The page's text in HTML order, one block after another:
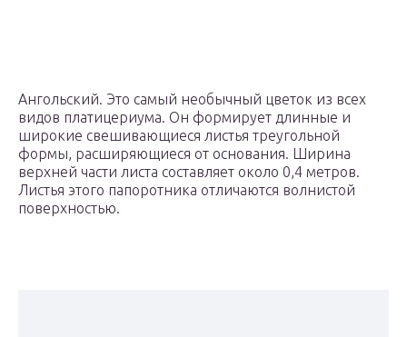
Ангольский. Это самый необычный цветок из всех
видов платицериума. Он формирует длинные и
широкие свешивающиеся листья треугольной
формы, расширяющиеся от основания. Ширина
верхней части листа составляет около 0,4 метров.
Листья этого папоротника отличаются волнистой
поверхностью.